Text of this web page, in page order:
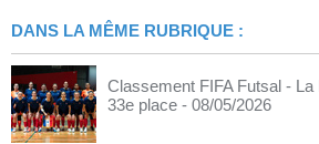
DANS LA MÊME RUBRIQUE :
Classement FIFA Futsal -
33e place - 08/05/2026